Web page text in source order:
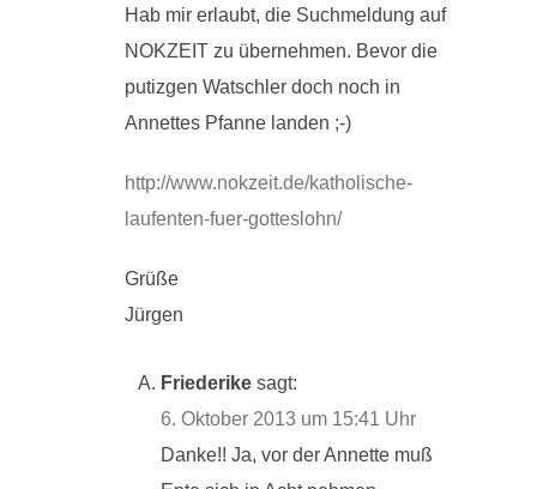
Hab mir erlaubt, die Suchmeldung auf
NOKZEIT zu übernehmen. Bevor die
putizgen Watschler doch noch in
Annettes Pfanne landen ;-)
http://www.nokzeit.de/katholische-
laufenten-fuer-gotteslohn/
Grüße
Jürgen
Friederike sagt:
6. Oktober 2013 um 15:41 Uhr
Danke!! Ja, vor der Annette muß